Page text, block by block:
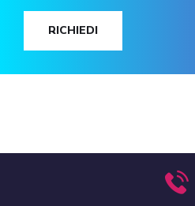
RICHIEDI